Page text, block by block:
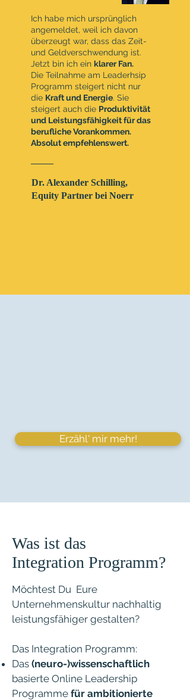
Ich habe mich ursprünglich
angemeldet, weil ich davon
überzeugt war, dass das Zeit-
und Geldverschwendung ist.
Jetzt bin ich ein klarer Fan.
Die Teilnahme am Leaderhsip
Programm steigert nicht nur
die Kraft und Energie. Sie
steigert auch die Produktivität
und Leistungsfähigkeit für das
berufliche Vorankommen.
Absolut empfehlenswert.
Dr. Alexander Schilling,
Equity Partner bei Noerr
Erzähl' mir mehr!
Was ist das
Integration Programm?
Möchtest Du Eure
Unternehmenskultur nachhaltig
leistungsfähiger gestalten?
Das Integration Programm:
Das (neuro-)wissenschaftlich
basierte Online Leadership
Programme für ambitionierte